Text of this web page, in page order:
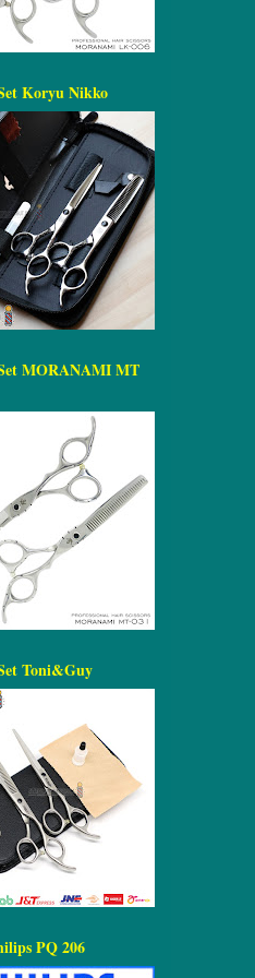
Koryu Nikko
MORANAMI MT
Toni&Guy
PQ 206